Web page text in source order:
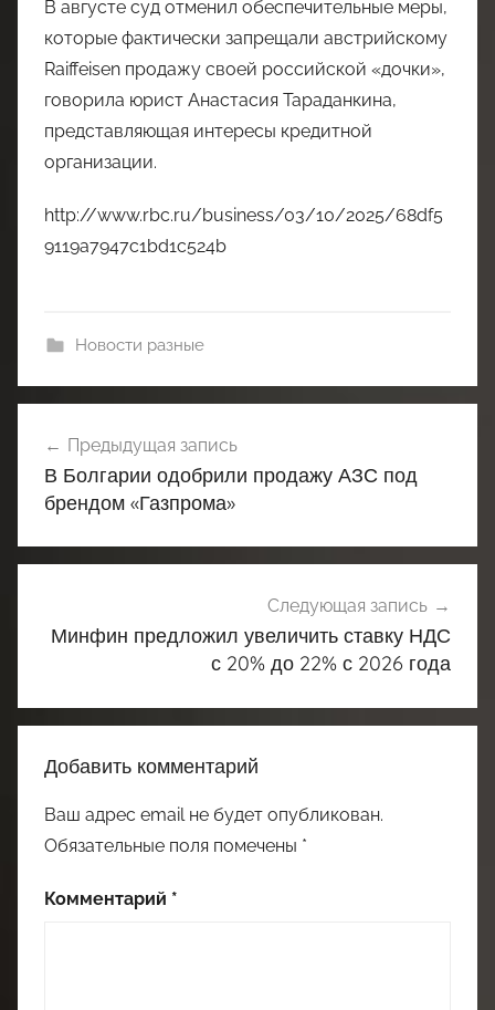
В августе суд отменил обеспечительные меры,
которые фактически запрещали австрийскому
Raiffeisen продажу своей российской «дочки»,
говорила юрист Анастасия Тараданкина,
представляющая интересы кредитной
организации.
http://www.rbc.ru/business/03/10/2025/68df5
9119a7947c1bd1c524b
Новости разные
по
записям
Предыдущая запись
В Болгарии одобрили продажу АЗС под
брендом «Газпрома»
Следующая запись
Минфин предложил увеличить ставку НДС
с 20% до 22% с 2026 года
Добавить комментарий
Ваш адрес email не будет опубликован.
Обязательные поля помечены *
Комментарий *